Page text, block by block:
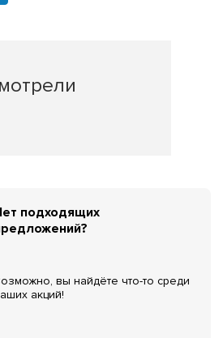
подходящих
вы найдёте что-то среди
акций!